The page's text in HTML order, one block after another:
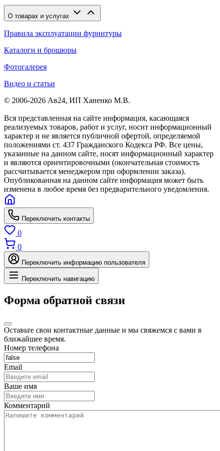
О товарах и услугах
Правила эксплуатации фурнитуры
Каталоги и брошюры
Фотогалерея
Видео и статьи
© 2006-2026 Ав24, ИП Ханенко М.В.
Вся представленная на сайте информация, касающаяся
реализуемых товаров, работ и услуг, носит информационный
характер и не является публичной офертой, определяемой
положениями ст. 437 Гражданского Кодекса РФ. Все цены,
указанные на данном сайте, носят информационный характер
и являются ориентировочными (окончательная стоимость
рассчитывается менеджером при оформлении заказа).
Опубликованная на данном сайте информация может быть
изменена в любое время без предварительного уведомления.
Переключить контакты
0
0
Переключить информацию пользователя
Переключить навигацию
Форма обратной связи
Оставьте свои контактные данные и мы свяжемся с вами в
ближайшее время.
Номер телефона
Email
Ваше имя
Комментарий